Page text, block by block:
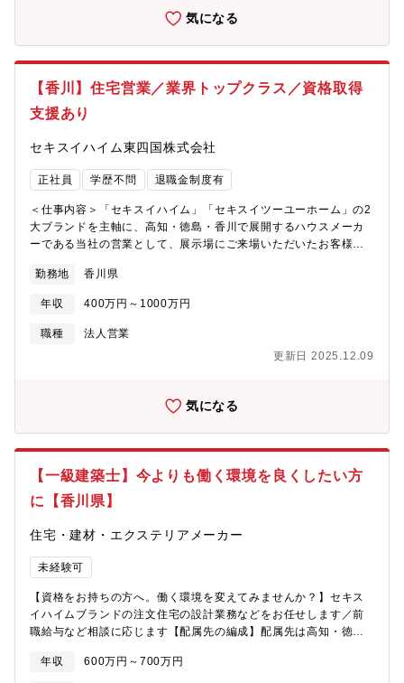
気になる
【香川】住宅営業／業界トップクラス／資格取得
支援あり
セキスイハイム東四国株式会社
正社員 学歴不問 退職金制度有
＜仕事内容＞「セキスイハイム」「セキスイツーユーホーム」の2
大ブランドを主軸に、高知・徳島・香川で展開するハウスメーカ
ーである当社の営業として、展示場にご来場いただいたお客様へ
＞展示場の来場者へ住宅をご提案する完全反響営業となります※
飛込営業無※同社の営業は「反響型」です。※テレビCMやWEB
広告、キャンペーンを見て既に興味を持って頂いたお客様に提案
して頂きます！【主な流れは？】▼ヒアリング～ご提案└間取りや
▼ご契約└ご契約の手続きのほか、お客様が安心して住宅を購入で
活躍中！／住宅業界について基礎から学べる導入研修をはじめ、
体験型ショールームを使った研修を行なっています。研修が終わ
る頃までにはしっかり知識を身につけられるため、安心して業務
をスタートできます。マニュアルもあるので勉強しやすい点も社
員に好評です
勤務地 香川県
年収 400万円～1000万円
職種
法人営業
更新日 2025.12.09
気になる
【一級建築士】今よりも働く環境を良くしたい方
に【香川県】
住宅・建材・エクステリアメーカー
未経験可
【資格をお持ちの方へ。働く環境を変えてみませんか？】セキス
イハイムブランドの注文住宅の設計業務などをお任せします／前
職給与など相談に応じます【配属先の編成】配属先は高知・徳
務をお任せしたいと考えています。■現地調査工事方法を立案■図
年収 600万円～700万円